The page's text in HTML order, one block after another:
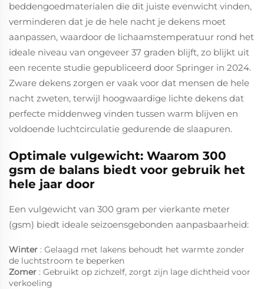
beddengoedmaterialen die dit juiste evenwicht vinden,
verminderen dat je de hele nacht je dekens moet
aanpassen, waardoor de lichaamstemperatuur rond het
ideale niveau van ongeveer 37 graden blijft, zo blijkt uit
een recente studie gepubliceerd door Springer in 2024.
Zware dekens zorgen er vaak voor dat mensen de hele
nacht zweten, terwijl hoogwaardige lichte dekens dat
perfecte middenweg vinden tussen warm blijven en
voldoende luchtcirculatie gedurende de slaapuren.
Optimale vulgewicht: Waarom 300
gsm de balans biedt voor gebruik het
hele jaar door
Een vulgewicht van 300 gram per vierkante meter
(gsm) biedt ideale seizoensgebonden aanpasbaarheid:
Winter : Gelaagd met lakens behoudt het warmte zonder
de luchtstroom te beperken
Zomer : Gebruikt op zichzelf, zorgt zijn lage dichtheid voor
verkoeling